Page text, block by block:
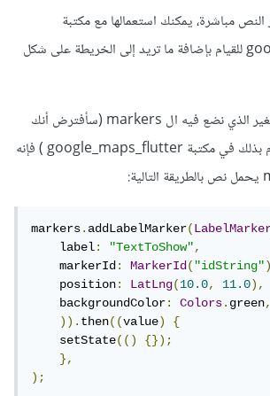
مباشرة، يمكنك استعمالها مع مكتبة
google_maps_flutter للقيام بإضافة ما تريد إلى الخريطة على شكل
في حال كان لديك المتغير الذي نضع فيه ال markers (سأفترض أنك
على دراية بكيفية القيام بذلك في مكتبة google_maps_flutter ) فإنه
markers.addLabelMarker(
    label
: "TextToShow",
    markerId
: MarkerId("idString"
    position
: LatLng(10.0, 11.0),
    backgroundColor
: Colors.green,
)).then((value)
{
    setState
(()
{});
},
);